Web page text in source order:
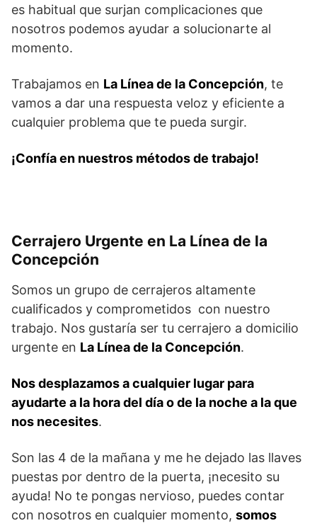
es habitual que surjan complicaciones que
nosotros podemos ayudar a solucionarte al
momento.
Trabajamos en La Línea de la Concepción, te
vamos a dar una respuesta veloz y eficiente a
cualquier problema que te pueda surgir.
¡Confía en nuestros métodos de trabajo!
Cerrajero Urgente en La Línea de la
Concepción
Somos un grupo de cerrajeros altamente
cualificados y comprometidos con nuestro
trabajo. Nos gustaría ser tu cerrajero a domicilio
urgente en La Línea de la Concepción.
Nos desplazamos a cualquier lugar para
ayudarte a la hora del día o de la noche a la que
nos necesites.
Son las 4 de la mañana y me he dejado las llaves
puestas por dentro de la puerta, ¡necesito su
ayuda! No te pongas nervioso, puedes contar
con nosotros en cualquier momento, somos